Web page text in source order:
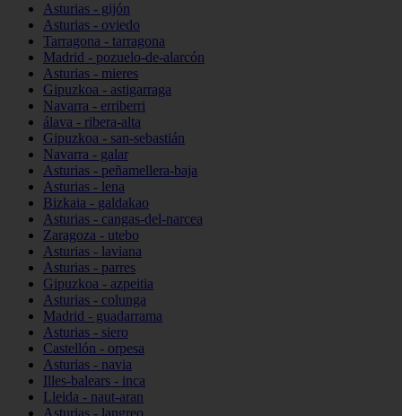
Asturias - gijón
Asturias - oviedo
Tarragona - tarragona
Madrid - pozuelo-de-alarcón
Asturias - mieres
Gipuzkoa - astigarraga
Navarra - erriberri
álava - ribera-alta
Gipuzkoa - san-sebastián
Navarra - galar
Asturias - peñamellera-baja
Asturias - lena
Bizkaia - galdakao
Asturias - cangas-del-narcea
Zaragoza - utebo
Asturias - laviana
Asturias - parres
Gipuzkoa - azpeitia
Asturias - colunga
Madrid - guadarrama
Asturias - siero
Castellón - orpesa
Asturias - navia
Illes-balears - inca
Lleida - naut-aran
Asturias - langreo